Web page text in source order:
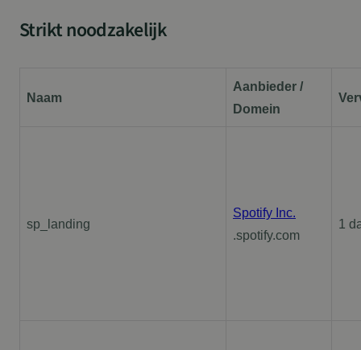
Strikt noodzakelijk
Naam
Aanbieder /
Domein
sp_landing
Spotify Inc.
.spotify.com
1